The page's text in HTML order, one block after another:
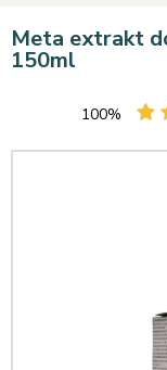
Meta extrakt
150ml
100%